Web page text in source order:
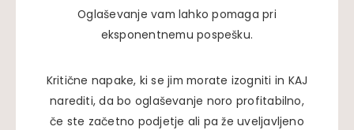
Oglaševanje vam lahko pomaga pri
eksponentnemu pospešku.
Kritične napake, ki se jim morate izogniti in KAJ
narediti, da bo oglaševanje noro profitabilno,
če ste začetno podjetje ali pa že uveljavljeno